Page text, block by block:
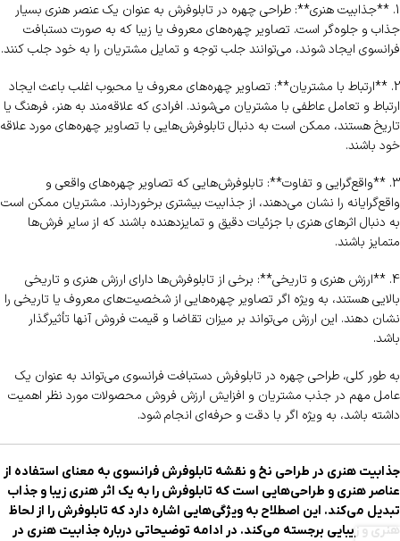
1. **جذابیت هنری**: طراحی چهره در تابلوفرش به عنوان یک عنصر هنری بسیار
جذاب و جلوه‌گر است. تصاویر چهره‌های معروف یا زیبا که به صورت دستبافت
فرانسوی ایجاد شوند، می‌توانند جلب توجه و تمایل مشتریان را به خود جلب کنند.
2. **ارتباط با مشتریان**: تصاویر چهره‌های معروف یا محبوب اغلب باعث ایجاد
ارتباط و تعامل عاطفی با مشتریان می‌شوند. افرادی که علاقه‌مند به هنر، فرهنگ یا
تاریخ هستند، ممکن است به دنبال تابلوفرش‌هایی با تصاویر چهره‌های مورد علاقه
خود باشند.
3. **واقع‌گرایی و تفاوت**: تابلوفرش‌هایی که تصاویر چهره‌های واقعی و
واقع‌گرایانه را نشان می‌دهند، از جذابیت بیشتری برخوردارند. مشتریان ممکن است
به دنبال اثرهای هنری با جزئیات دقیق و تمایزدهنده باشند که از سایر فرش‌ها
متمایز باشند.
4. **ارزش هنری و تاریخی**: برخی از تابلوفرش‌ها دارای ارزش هنری و تاریخی
بالایی هستند، به ویژه اگر تصاویر چهره‌هایی از شخصیت‌های معروف یا تاریخی را
نشان دهند. این ارزش می‌تواند بر میزان تقاضا و قیمت فروش آنها تأثیرگذار
باشد.
به طور کلی، طراحی چهره در تابلوفرش دستبافت فرانسوی می‌تواند به عنوان یک
عامل مهم در جذب مشتریان و افزایش ارزش فروش محصولات مورد نظر اهمیت
داشته باشد، به ویژه اگر با دقت و حرفه‌ای انجام شود.
جذابیت هنری در طراحی نخ و نقشه تابلوفرش فرانسوی به معنای استفاده از
عناصر هنری و طراحی‌هایی است که تابلوفرش را به یک اثر هنری زیبا و جذاب
تبدیل می‌کند. این اصطلاح به ویژگی‌هایی اشاره دارد که تابلوفرش را از لحاظ
هنری و زیبایی برجسته می‌کند. در ادامه توضیحاتی درباره جذابیت هنری در